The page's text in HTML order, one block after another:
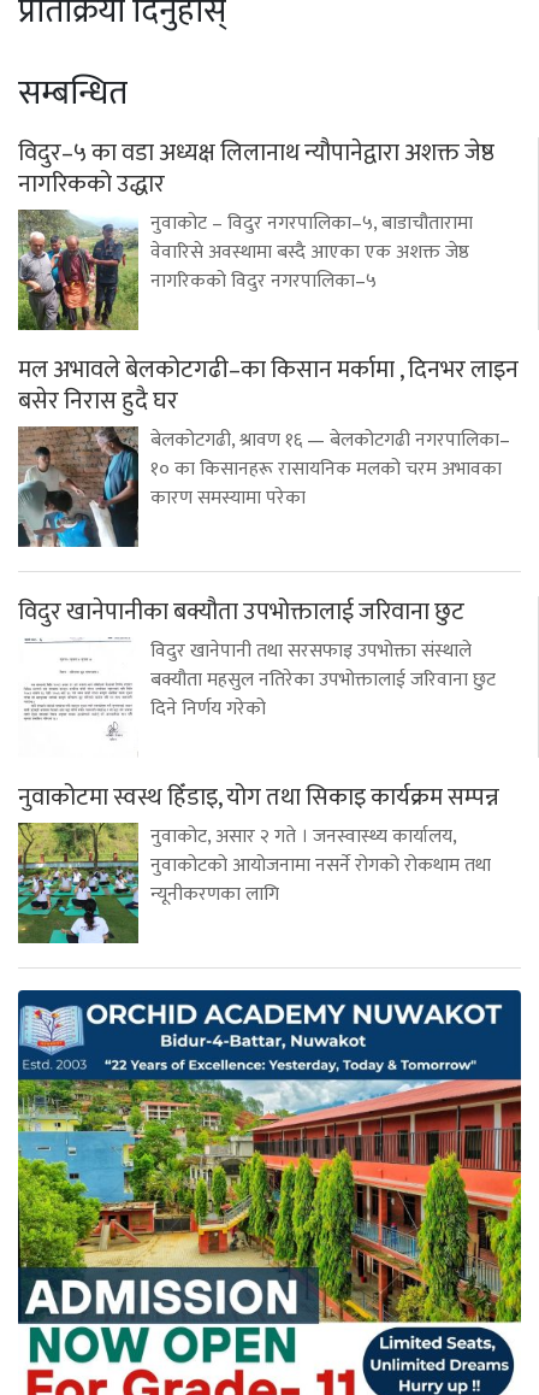
प्रतिक्रिया दिनुहोस्
सम्बन्धित
विदुर–५ का वडा अध्यक्ष लिलानाथ न्यौपानेद्वारा अशक्त जेष्ठ
नागरिकको उद्धार
नुवाकोट – विदुर नगरपालिका–५, बाडाचौतारामा
वेवारिसे अवस्थामा बस्दै आएका एक अशक्त जेष्ठ
नागरिकको विदुर नगरपालिका–५
मल अभावले बेलकोटगढी–का किसान मर्कामा , दिनभर लाइन
बसेर निरास हुदै घर
बेलकोटगढी, श्रावण १६ — बेलकोटगढी नगरपालिका–
१० का किसानहरू रासायनिक मलको चरम अभावका
कारण समस्यामा परेका
विदुर खानेपानीका बक्यौता उपभोक्तालाई जरिवाना छुट
विदुर खानेपानी तथा सरसफाइ उपभोक्ता संस्थाले
बक्यौता महसुल नतिरेका उपभोक्तालाई जरिवाना छुट
दिने निर्णय गरेको
नुवाकोटमा स्वस्थ हिँडाइ, योग तथा सिकाइ कार्यक्रम सम्पन्न
नुवाकोट, असार २ गते । जनस्वास्थ्य कार्यालय,
नुवाकोटको आयोजनामा नसर्ने रोगको रोकथाम तथा
न्यूनीकरणका लागि